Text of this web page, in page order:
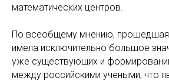
математических центров.
По всеобщему мнению, прошедшая
имела исключительно большое
уже существующих и
между российскими учеными, что